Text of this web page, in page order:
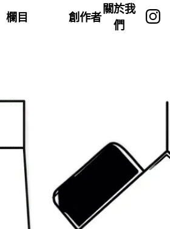
欄目 創作者
關於我
們